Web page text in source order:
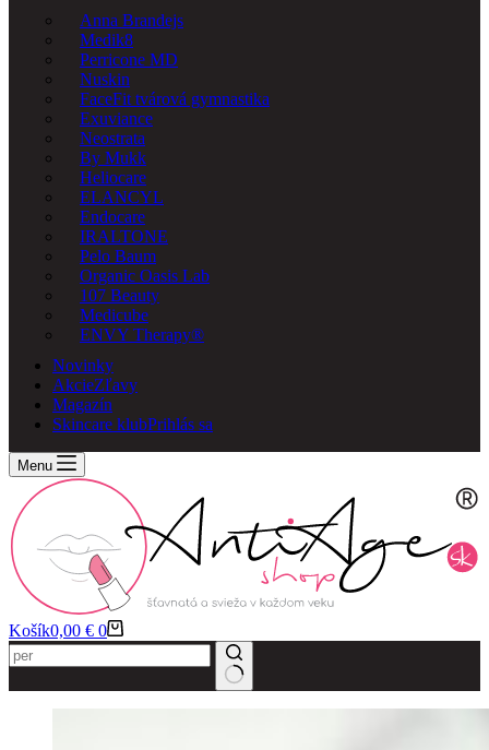
Anna Brandejs
Medik8
Perricone MD
Nuskin
FaceFit tvárová gymnastika
Exuviance
Neostrata
By Mukk
Heliocare
ELANCYL
Endocare
IRALTONE
Pelo Baum
Organic Oasis Lab
107 Beauty
Medicube
ENVY Therapy®
Novinky
AkcieZľavy
Magazín
Skincare klubPrihlás sa
Menu
Košík0,00 € 0